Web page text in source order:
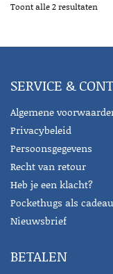
Toont alle 2 resultaten
SERVICE &
Algemene
Privacybeleid
Persoonsgegevens
Recht van retour
Heb je een klacht?
Pockethugs als
Nieuwsbrief
BETALEN